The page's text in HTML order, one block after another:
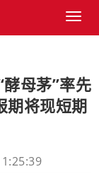
Toggle
母茅”率先
期将现短期